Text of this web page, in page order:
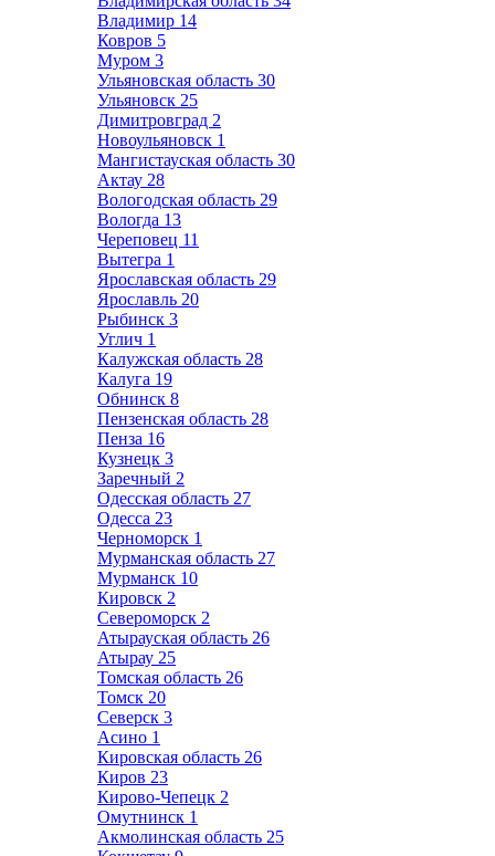
Владимир 14
Ковров 5
Муром 3
Ульяновская область 30
Ульяновск 25
Димитровград 2
Новоульяновск 1
Мангистауская область 30
Актау 28
Вологодская область 29
Вологда 13
Череповец 11
Вытегра 1
Ярославская область 29
Ярославль 20
Рыбинск 3
Углич 1
Калужская область 28
Калуга 19
Обнинск 8
Пензенская область 28
Пенза 16
Кузнецк 3
Заречный 2
Одесская область 27
Одесса 23
Черноморск 1
Мурманская область 27
Мурманск 10
Кировск 2
Североморск 2
Атырауская область 26
Атырау 25
Томская область 26
Томск 20
Северск 3
Асино 1
Кировская область 26
Киров 23
Кирово-Чепецк 2
Омутнинск 1
Акмолинская область 25